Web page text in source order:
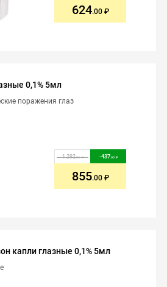
624.00
0,1% 5мл
поражения глаз
1 292.00 -437 .00
855.00
капли глазные 0,1% 5мл